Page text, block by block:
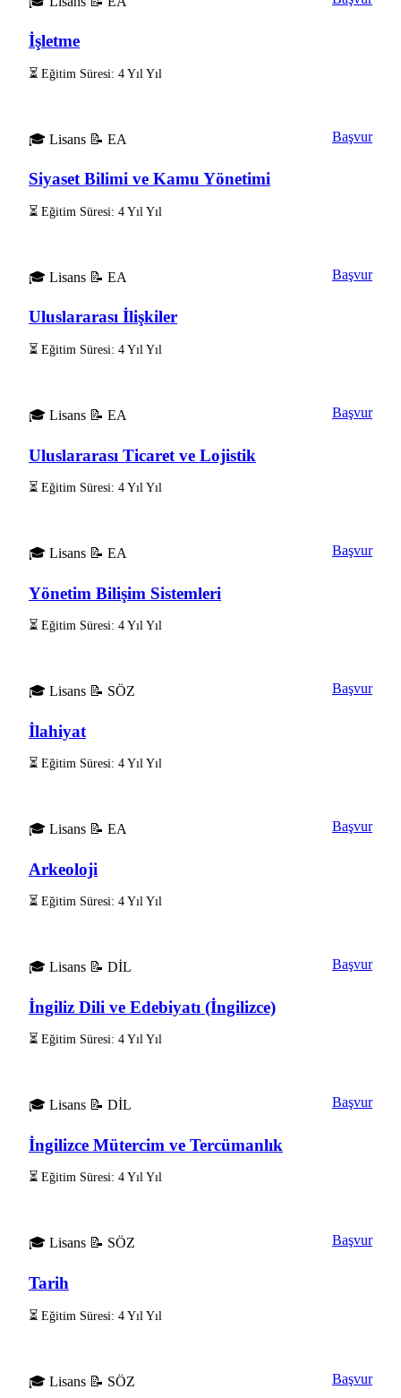
İşletme
⏳ Eğitim Süresi: 4 Yıl Yıl
🎓 Lisans 📝 EA
Siyaset Bilimi ve Kamu Yönetimi
⏳ Eğitim Süresi: 4 Yıl Yıl
Başvur
🎓 Lisans 📝 EA
Uluslararası İlişkiler
⏳ Eğitim Süresi: 4 Yıl Yıl
Başvur
🎓 Lisans 📝 EA
Uluslararası Ticaret ve Lojistik
⏳ Eğitim Süresi: 4 Yıl Yıl
Başvur
🎓 Lisans 📝 EA
Yönetim Bilişim Sistemleri
⏳ Eğitim Süresi: 4 Yıl Yıl
Başvur
🎓 Lisans 📝 SÖZ
İlahiyat
⏳ Eğitim Süresi: 4 Yıl Yıl
Başvur
🎓 Lisans 📝 EA
Arkeoloji
⏳ Eğitim Süresi: 4 Yıl Yıl
Başvur
🎓 Lisans 📝 DİL
İngiliz Dili ve Edebiyatı (İngilizce)
⏳ Eğitim Süresi: 4 Yıl Yıl
Başvur
🎓 Lisans 📝 DİL
İngilizce Mütercim ve Tercümanlık
⏳ Eğitim Süresi: 4 Yıl Yıl
Başvur
🎓 Lisans 📝 SÖZ
Tarih
⏳ Eğitim Süresi: 4 Yıl Yıl
Başvur
🎓 Lisans 📝 SÖZ Başvur